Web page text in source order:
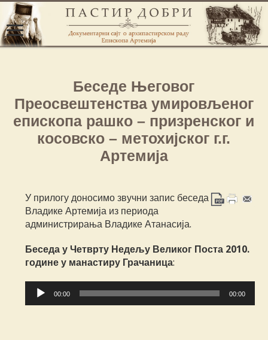
Беседе Његовог
Преосвештенства умировљеног
епископа рашко – призренског и
косовско – метохијског г.г.
Артемија
У прилогу доносимо звучни запис беседа
Владике Артемија из периода
администрирања Владике Атанасија.
Беседа у Четврту Недељу Великог Поста 2010.
године у манастиру Грачаница:
Прегледач
звучних
00:00 00:00